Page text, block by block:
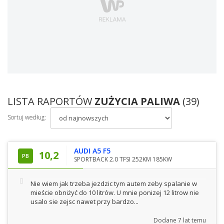
LISTA RAPORTÓW ZUŻYCIA PALIWA (39)
Sortuj według:
PB 10,2 AUDI A5 F5
SPORTBACK 2.0 TFSI 252KM 185KW
Nie wiem jak trzeba jezdzic tym autem zeby spalanie w
mieście obniżyć do 10 litrów. U mnie ponizej 12 litrow nie
usalo sie zejsc nawet przy bardzo...
Dodane 7 lat temu